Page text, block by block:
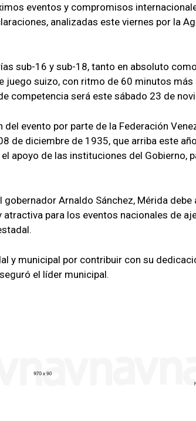
eventos y compromisos
analizadas este viernes por la
sub-16 y sub-18, tanto en absoluto
juego suizo, con ritmo de 60 minutos
competencia será este sábado 23 de
evento por parte de la Federación
de diciembre de 1935, que arriba este
apoyo de las instituciones del Gobierno,
Arnaldo Sánchez, Mérida debe
para los eventos nacionales de
y municipal por contribuir con su
el líder municipal.